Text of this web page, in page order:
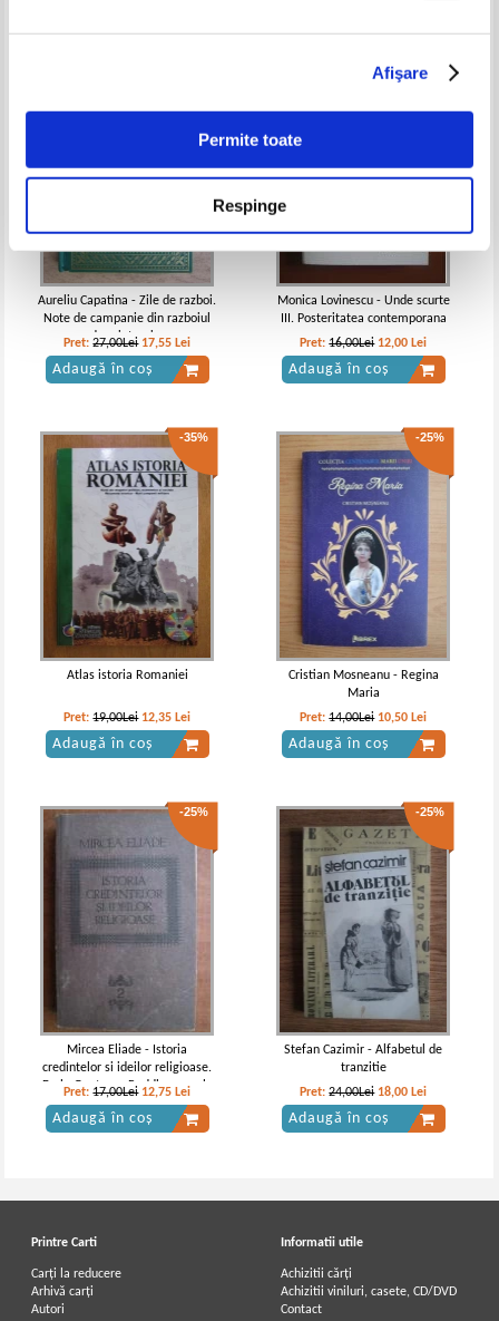
Afişare
Permite toate
Respinge
Aureliu Capatina - Zile de razboi.
Note de campanie din razboiul
de reintregire
Pret:27,00Lei 17,55 Lei
Adaugă în coș
Monica Lovinescu - Unde scurte
III. Posteritatea contemporana
Pret:16,00Lei 12,00 Lei
Adaugă în coș
-35%
Atlas istoria Romaniei
Pret:19,00Lei 12,35 Lei
Adaugă în coș
-25%
Cristian Mosneanu - Regina
Maria
Pret:14,00Lei 10,50 Lei
Adaugă în coș
-25%
Mircea Eliade - Istoria
credintelor si ideilor religioase.
De la Gautama Buddha pana la
triumful crestinismului (volumul
2)
Pret:17,00Lei 12,75 Lei
Adaugă în coș
-25%
Stefan Cazimir - Alfabetul de
tranzitie
Pret:24,00Lei 18,00 Lei
Adaugă în coș
Printre Carti
Carți la reducere
Arhivă carți
Autori
Informatii utile
Achizitii cărți
Achizitii viniluri, casete, CD/DVD
Contact